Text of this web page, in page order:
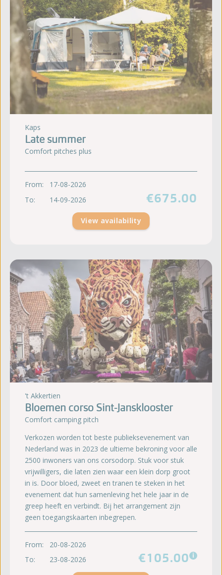
't Akkertien
Bloemen corso Sint-Jansklooster
Comfort camping pitch
Verkozen worden tot beste publieksevenement van
Nederland was in 2023 de ultieme bekroning voor alle
2500 inwoners van ons corsodorp. Stuk voor stuk
vrijwilligers, die laten zien waar een klein dorp groot
in is. Door bloed, zweet en tranen te steken in het
evenement dat hun samenleving het hele jaar in de
greep heeft en verbindt. Bij het arrangement zijn
geen toegangskaarten inbegrepen.
From:
20-08-2026
To:
23-08-2026 €105.00 i
Kaps
Late summer
Comfort pitches plus
From:
17-08-2026
To:
14-09-2026 €675.00
View availability